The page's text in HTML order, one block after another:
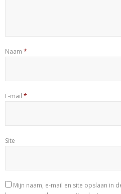
Naam *
E-mail *
Site
Mijn naam, e-mail en site opslaan in